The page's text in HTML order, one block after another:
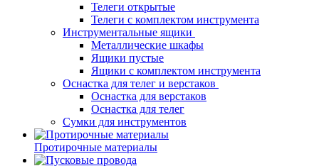
Телеги открытые
Телеги с комплектом инструмента
Инструментальные ящики
Металлические шкафы
Ящики пустые
Ящики с комплектом инструмента
Оснастка для телег и верстаков
Оснастка для верстаков
Оснастка для телег
Сумки для инструментов
Протирочные материалы